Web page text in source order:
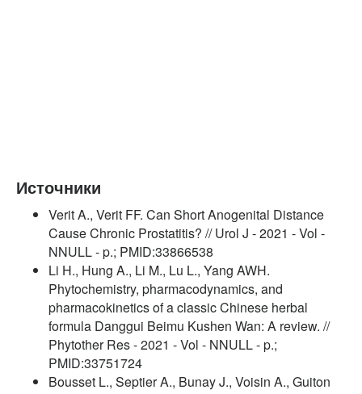
Источники
Verit A., Verit FF. Can Short Anogenital Distance
Cause Chronic Prostatitis? // Urol J - 2021 - Vol -
NNULL - p.; PMID:33866538
Li H., Hung A., Li M., Lu L., Yang AWH.
Phytochemistry, pharmacodynamics, and
pharmacokinetics of a classic Chinese herbal
formula Danggui Beimu Kushen Wan: A review. //
Phytother Res - 2021 - Vol - NNULL - p.;
PMID:33751724
Bousset L., Septier A., Bunay J., Voisin A., Guiton